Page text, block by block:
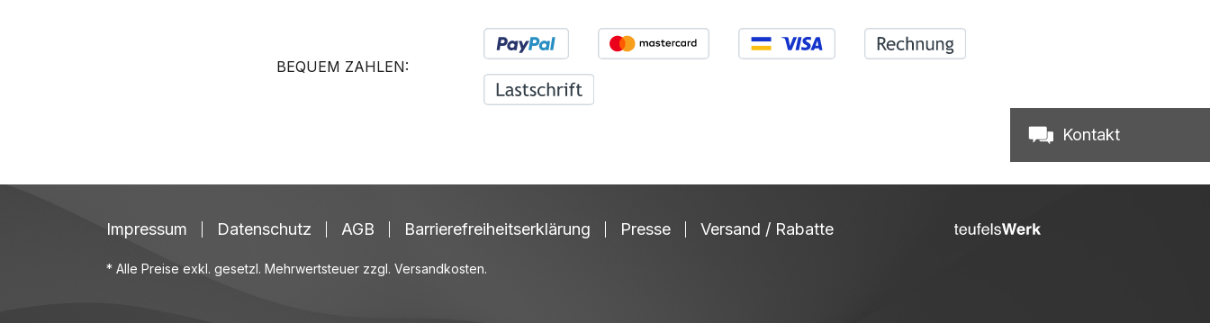
BEQUEM ZAHLEN:
Impressum Datenschutz AGB Barrierefreiheitserklärung Presse Versand / Rabatte
* Alle Preise exkl. gesetzl. Mehrwertsteuer zzgl. Versandkosten.
Kontakt